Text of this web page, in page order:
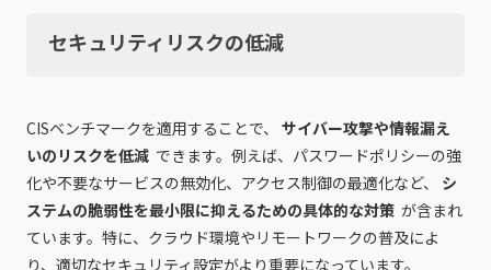
セキュリティリスクの低減
CISベンチマークを適用することで、 サイバー攻撃や情報漏え
いのリスクを低減 できます。例えば、パスワードポリシーの強
化や不要なサービスの無効化、アクセス制御の最適化など、
シ
ステムの脆弱性を最小限に抑えるための具体的な対策 が含まれ
ています。特に、クラウド環境やリモートワークの普及によ
り、適切なセキュリティ設定がより重要になっています。